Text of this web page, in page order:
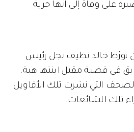
على وفاة إلى أنّها حرية
تورّط خالد نظيف نجل رئيس
في قضية مقتل ابنتها هبة.
التي نشرت تلك الأقاويل
تلك الشائعات.